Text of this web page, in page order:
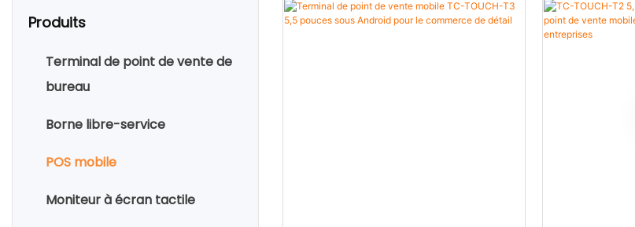
Produits
Terminal de point de vente de
bureau
Borne libre-service
POS mobile
Moniteur à écran tactile